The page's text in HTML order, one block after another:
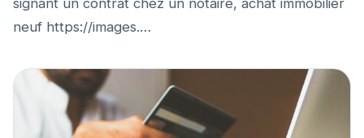
signant un contrat chez un notaire, achat immobilier
neuf https://images.…